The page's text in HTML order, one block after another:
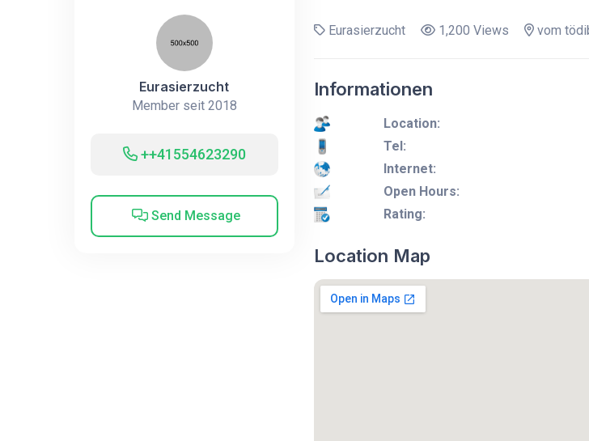
Eurasierzucht
Member seit 2018
++41554623290
Send Message
Eurasierzucht 1,200 Views vom
Informationen
Location:
Tel:
Internet:
Open Hours:
Rating:
Location Map